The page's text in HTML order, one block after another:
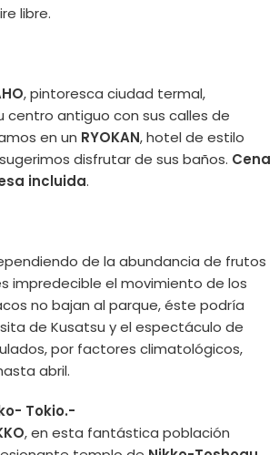
libre.
, pintoresca ciudad termal,
centro antiguo con sus calles de
en un RYOKAN, hotel de estilo
disfrutar de sus baños. Cena
incluida.
de la abundancia de frutos
impredecible el movimiento de los
no bajan al parque, éste podría
de Kusatsu y el espectáculo de
por factores climatológicos,
abril.
Tokio.-
, en esta fantástica población